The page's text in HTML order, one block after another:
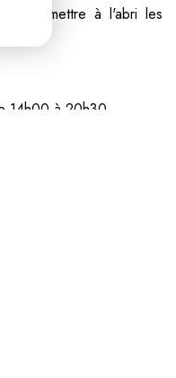
pour mettre à l'abri les
14h00 à 20h30